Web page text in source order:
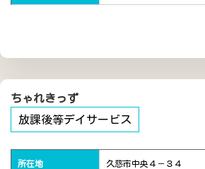
ちゃれきっず
放課後等デイサービス
所在地 久慈市中央４－３４